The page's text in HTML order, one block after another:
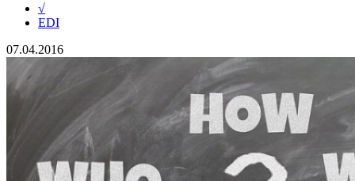
√
EDI
07.04.2016